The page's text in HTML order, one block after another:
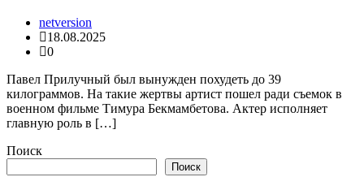
netversion
18.08.2025
0
Павел Прилучный был вынужден похудеть до 39
килограммов. На такие жертвы артист пошел ради съемок в
военном фильме Тимура Бекмамбетова. Актер исполняет
главную роль в […]
Поиск
Поиск